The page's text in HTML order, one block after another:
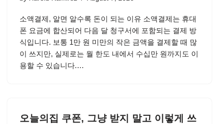
소액결제, 알면 알수록 돈이 되는 이유 소액결제는 휴대
폰 요금에 합산되어 다음 달 청구서에 포함되는 결제 방
식입니다. 보통 1만 원 미만의 작은 금액을 결제할 때 많
이 쓰지만, 실제로는 월 한도 내에서 수십만 원까지도 이
용할 수 있습니다.…
오늘의집 쿠폰, 그냥 받지 말고 이렇게 쓰